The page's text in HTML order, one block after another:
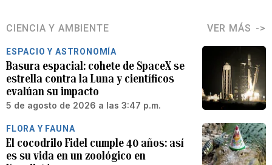
CIENCIA Y AMBIENTE VER MÁS
ESPACIO Y ASTRONOMÍA
Basura espacial: cohete de SpaceX se
estrella contra la Luna y científicos
evalúan su impacto
5 de agosto de 2026 a las 3:47 p.m.
FLORA Y FAUNA
El cocodrilo Fidel cumple 40 años: así
es su vida en un zoológico en